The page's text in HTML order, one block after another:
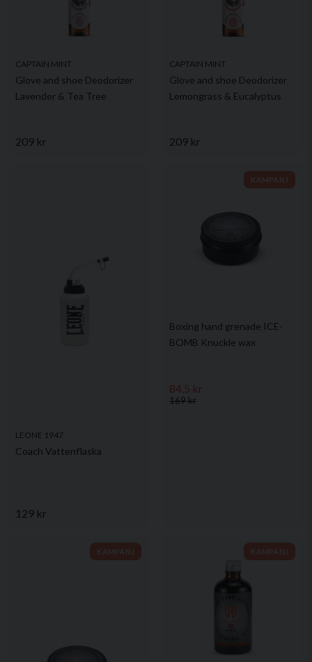
CAPTAIN MINT
Glove and shoe Deodorizer
Lavender & Tea Tree
209 kr
CAPTAIN MINT
Glove and shoe Deodorizer
Lemongrass & Eucalyptus
209 kr
LEONE 1947
Coach Vattenflaska
129 kr
Boxing hand grenade ICE-
BOMB Knuckle wax
169 kr
84,5 kr
KAMPANJ
KAMPANJ KAMPANJ